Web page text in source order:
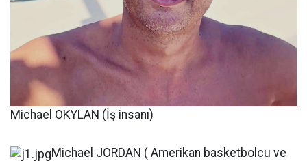
Michael OKYLAN (İş insanı)
Michael JORDAN ( Amerikan basketbolcu ve